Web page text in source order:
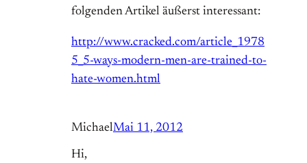
folgenden Artikel äußerst interessant:
http://www.cracked.com/article_1978
5_5-ways-modern-men-are-trained-to-
hate-women.html
MichaelMai 11, 2012
Hi,